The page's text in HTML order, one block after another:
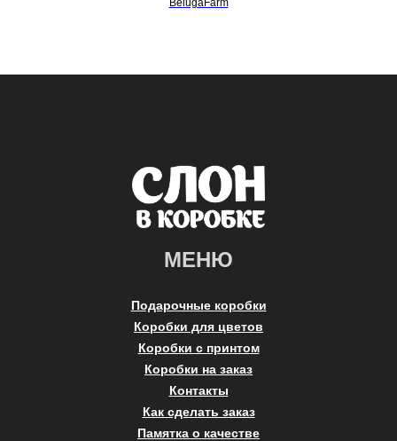
BelugaFarm
МЕНЮ
Подарочные коробки
Коробки для цветов
Коробки с принтом
Коробки на заказ
Контакты
Как сделать заказ
Памятка о качестве